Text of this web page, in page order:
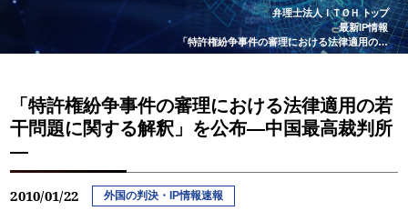
弁理士法人ＩＴＯＨ トップ
最新IP情報
「特許権紛争事件の審理における法律適用の…
「特許権紛争事件の審理における法律適用の若
干問題に関する解釈」を公布―中国最高裁判所
―
2010/01/22 外国の判決・IP情報速報